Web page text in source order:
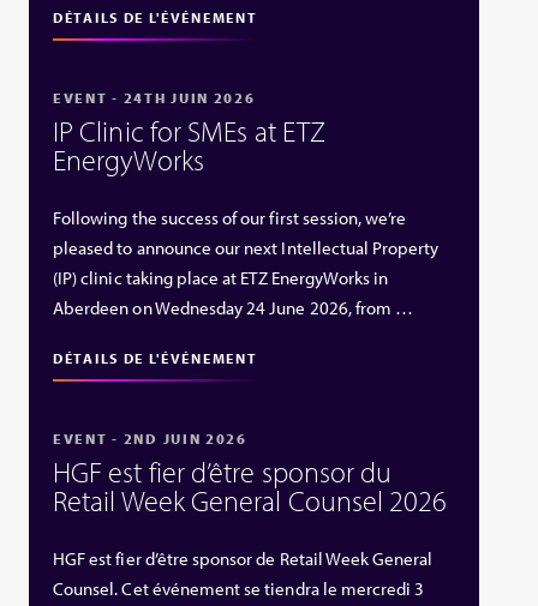
DÉTAILS DE L'ÉVÉNEMENT
EVENT - 24TH JUIN 2026
IP Clinic for SMEs at ETZ
EnergyWorks
Following the success of our first session, we’re
pleased to announce our next Intellectual Property
(IP) clinic taking place at ETZ EnergyWorks in
Aberdeen on Wednesday 24 June 2026, from …
DÉTAILS DE L'ÉVÉNEMENT
EVENT - 2ND JUIN 2026
HGF est fier d’être sponsor du
Retail Week General Counsel 2026
HGF est fier d’être sponsor de Retail Week General
Counsel. Cet événement se tiendra le mercredi 3